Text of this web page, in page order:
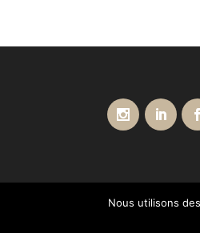
Conditions
Nous utilisons